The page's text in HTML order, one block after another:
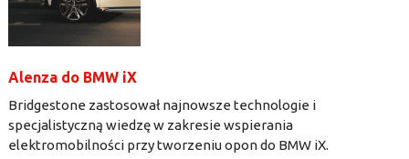
Alenza do BMW iX
Bridgestone zastosował najnowsze technologie i
specjalistyczną wiedzę w zakresie wspierania
elektromobilności przy tworzeniu opon do BMW iX.